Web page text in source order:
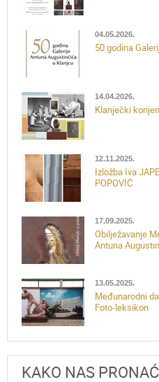
04.05.2026.
50 godina
14.04.2026.
Klanječki
12.11.2025.
Izložba Iva
POPOVIĆ
17.09.2025.
Obilježavanje
Antuna
13.05.2025.
Međunarodni
Foto-leksikon
KAKO NAS